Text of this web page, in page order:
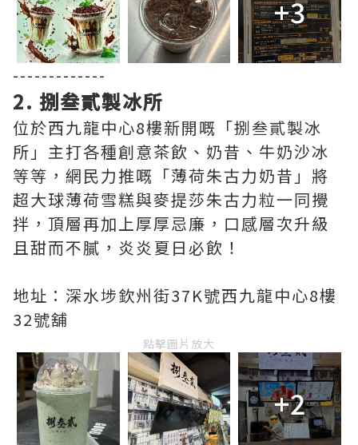
+3
-------------
2. 捌叁貳製冰所
位於西九龍中心8樓新開嘅「捌叁貳製冰
所」主打各種創意茶飲、奶昔、牛奶沙冰
等等，網民力推嘅「薄荷朱古力奶昔」將
超大球薄荷雪糕與麥提莎朱古力粒一同攪
拌，頂層再加上厚厚忌廉，口感層次升級
且甜而不膩，炎炎夏日必飲！
地址：深水埗欽州街37K號西九龍中心8樓
32號舖
點擊圖片放大
+2